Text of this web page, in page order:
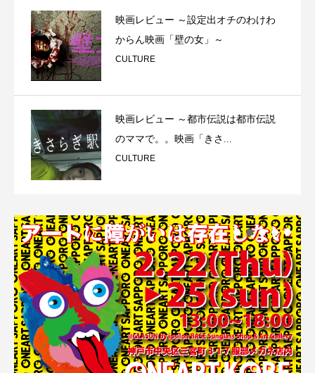
映画レビュー ～設定出オチのわけわ
からん映画「壁の女」～
CULTURE
映画レビュー ～都市伝説は都市伝説
のママで。。映画「きさ...
CULTURE